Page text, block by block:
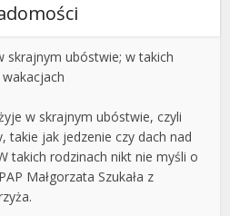
skrajnym ubóstwie; w takich
w skrajnym ubóstwie, czyli
takie jak jedzenie czy dach nad
takich rodzinach nikt nie myśli o
Małgorzata Szukała z